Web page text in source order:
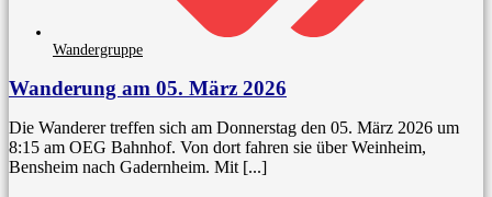
Wandergruppe
Wanderung am 05. März 2026
Die Wanderer treffen sich am Donnerstag den 05. März 2026 um
8:15 am OEG Bahnhof. Von dort fahren sie über Weinheim,
Bensheim nach Gadernheim. Mit [...]